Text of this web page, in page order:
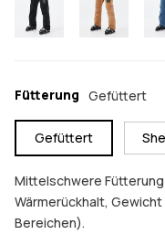
Fütterung Gefüttert
Gefüttert
Mittelschwere
Wärmerückhalt,
Bereichen).